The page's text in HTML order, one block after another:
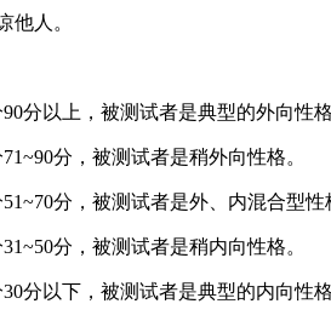
他人。
分以上，被测试者是典型的外向性格
分，被测试者是稍外向性格。
分，被测试者是外、内混合型性
分，被测试者是稍内向性格。
分以下，被测试者是典型的内向性格